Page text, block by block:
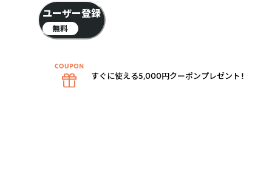
ユーザー登録
無料
すぐに使える5,000円クーポンプレゼント！